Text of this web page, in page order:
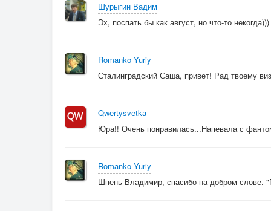
Шурыгин Вадим
Эх, поспать бы как август, но что-то
Romanko Yuriy
Сталинградский Саша, привет! Рад твоему
Qwertysvetka
Юра!! Очень понравилась...Напевала с
Romanko Yuriy
Шпень Владимир, спасибо на добром слове.